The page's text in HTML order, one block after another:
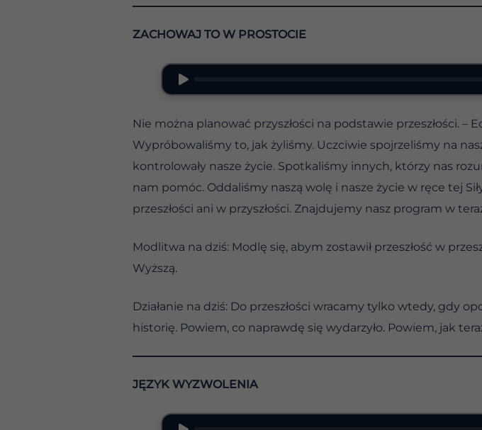
ZACHOWAJ TO W PROSTOCIE
Nie można planować przyszłości na podstawie przeszłości. –
Wypróbowaliśmy to, jak żyliśmy. Uczciwie spojrzeliśmy na
kontrolowały nasze życie. Spotkaliśmy innych, którzy nas
nam pomóc. Oddaliśmy naszą wolę i nasze życie w ręce tej
przeszłości ani w przyszłości. Znajdujemy nasz program w
Modlitwa na dziś: Modlę się, abym zostawił przeszłość w
Wyższą.
Działanie na dziś: Do przeszłości wracamy tylko wtedy, gdy
historię. Powiem, co naprawdę się wydarzyło. Powiem, jak
JĘZYK WYZWOLENIA